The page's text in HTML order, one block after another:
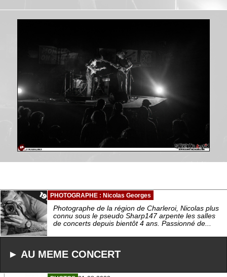
PHOTOGRAPHE : Nicolas Georges
Photographe de la région de Charleroi, Nicolas plus
connu sous le pseudo Sharp147 arpente les salles
de concerts depuis bientôt 4 ans. Passionné de...
► AU MEME CONCERT